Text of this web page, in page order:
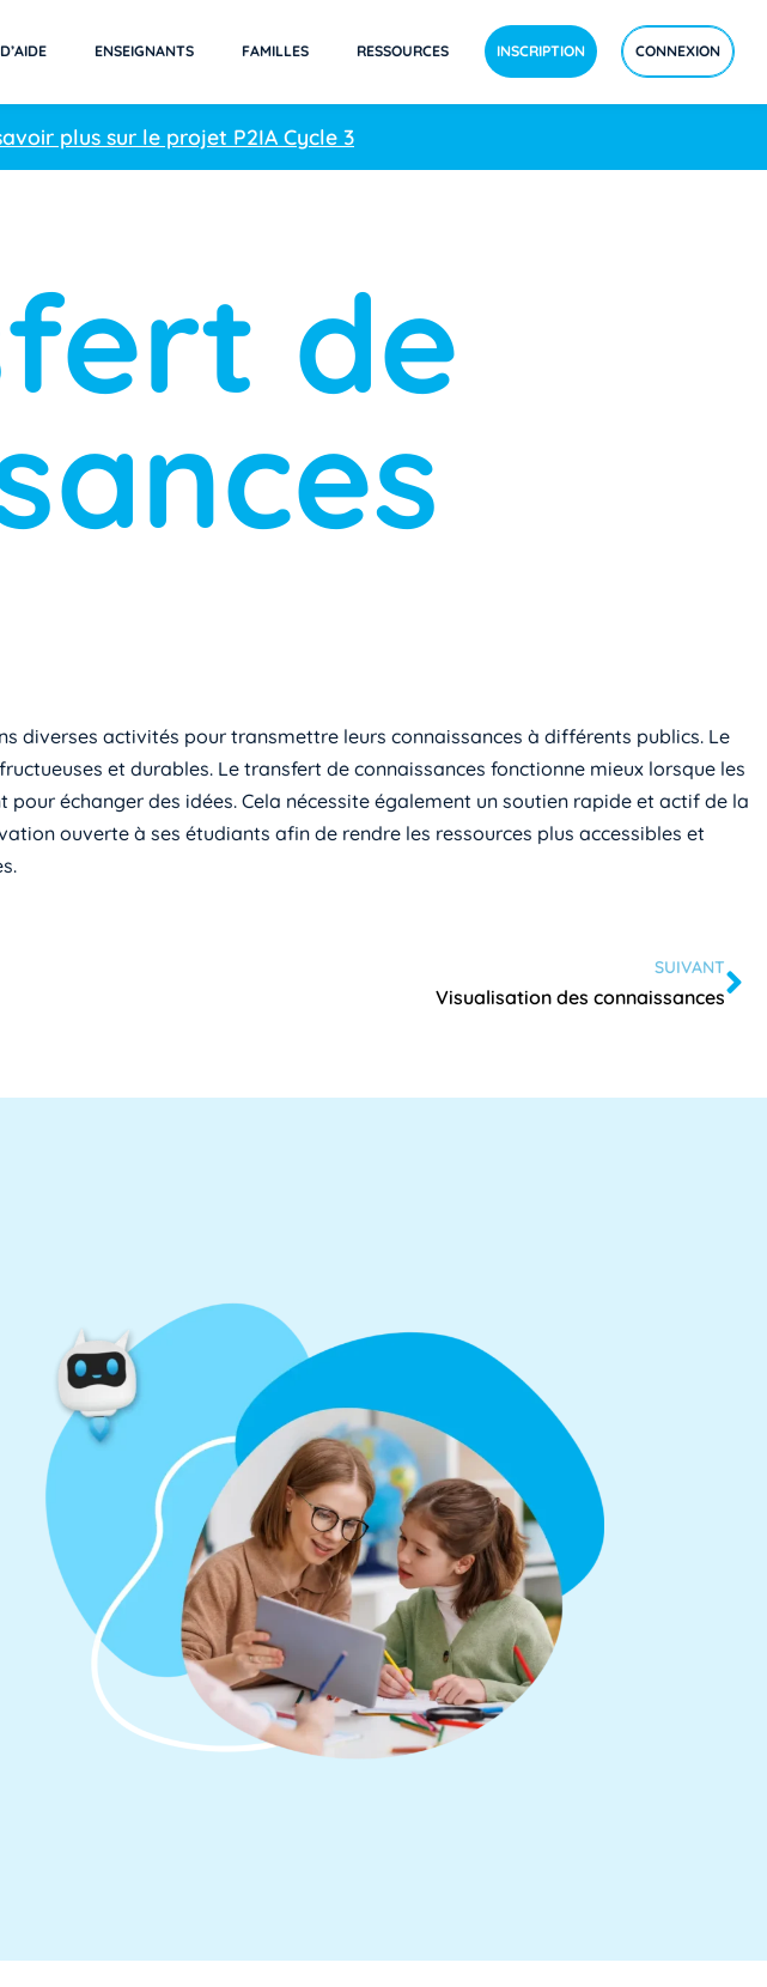
ENSEIGNANTS FAMILLES RESSOURCES INSCRIPTION CONNEXION
plus sur le projet P2IA Cycle 3
de
diverses activités pour transmettre leurs connaissances à différents publics. Le
et durables. Le transfert de connaissances fonctionne mieux lorsque les
échanger des idées. Cela nécessite également un soutien rapide et actif de la
ouverte à ses étudiants afin de rendre les ressources plus accessibles et
SUIVANT
Visualisation des connaissances